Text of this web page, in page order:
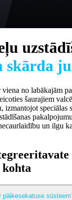
skārda
no labākajām
šaurajiem
izmantojot speciālas
un ilgu
kohta
päikesekatuse